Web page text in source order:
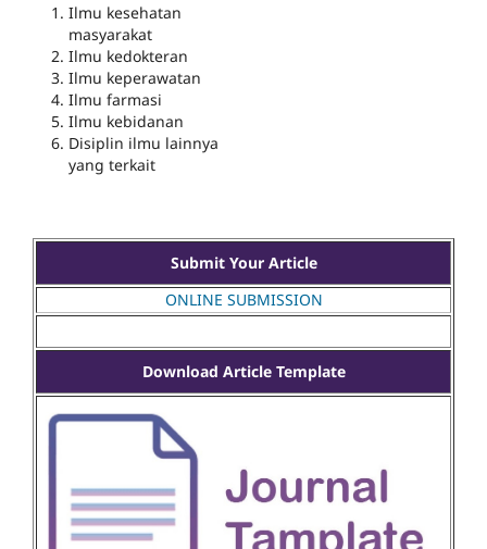
Ilmu kesehatan
masyarakat
Ilmu kedokteran
Ilmu keperawatan
Ilmu farmasi
Ilmu kebidanan
Disiplin ilmu lainnya
yang terkait
Submit Your Article
ONLINE SUBMISSION
Download Article Template